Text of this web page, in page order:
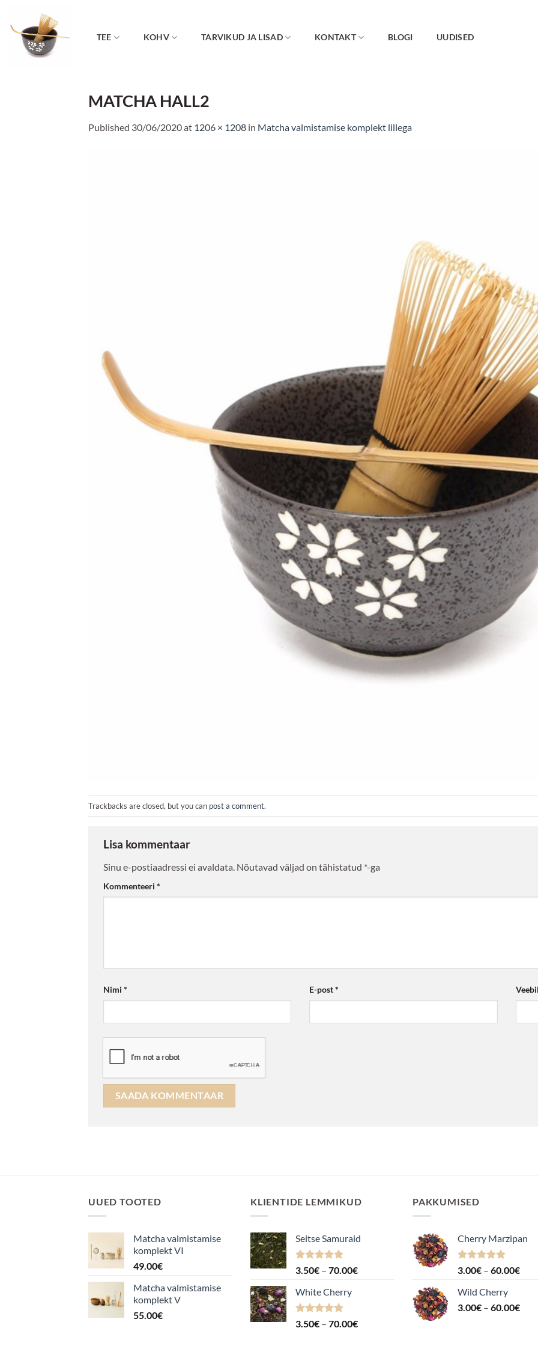
content
TEE KOHV TARVIKUD JA LISAD KONTAKT BLOGI UUDISED
MATCHA HALL2
Published 30/06/2020at 1206 × 1208 in Matcha valmistamise komplekt lillega
Trackbacks are closed, but you can post a comment.
Lisa kommentaar
Sinu e-postiaadressi ei avaldata. Nõutavad väljad on tähistatud *-ga
Kommenteeri *
Nimi * E-post*
UUED TOOTED
Matcha valmistamise
komplekt VI
49.00€
Matcha valmistamise
komplekt V
55.00€
KLIENTIDE LEMMIKUD
Seitse Samuraid
Hinnanguga
3.50€ – 70.00€Hinnavahemik:
White Cherry
Hinnanguga
3.50€ – 70.00€Hinnavahemik:
PAKKUMISED
Cherry Marzipan
Hinnanguga
3.00€ – 60.00€
Wild Cherry
3.00€ – 60.00€